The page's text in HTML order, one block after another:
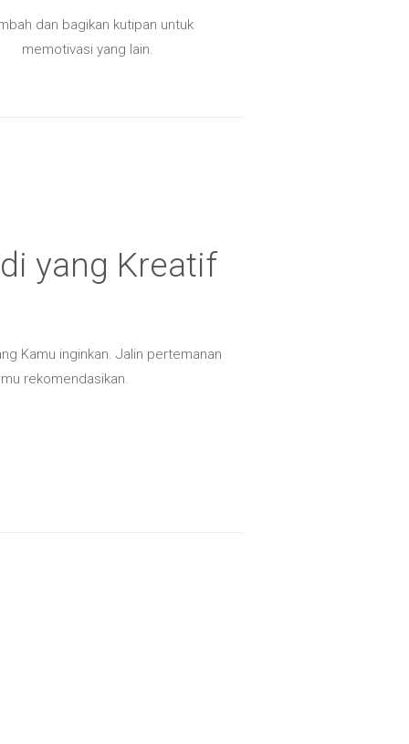
dan bagikan kutipan untuk
memotivasi yang lain.
yang Kreatif
Kamu inginkan. Jalin pertemanan
rekomendasikan.